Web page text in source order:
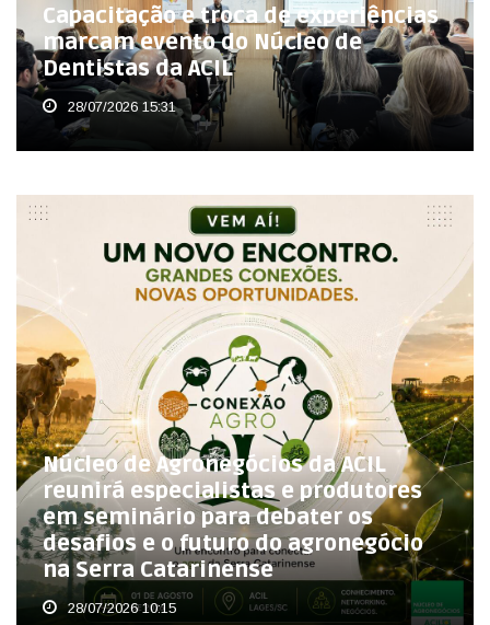
Capacitação e troca de experiências
marcam evento do Núcleo de
Dentistas da ACIL
28/07/2026 15:31
Núcleo de Agronegócios da ACIL
reunirá especialistas e produtores
em seminário para debater os
desafios e o futuro do agronegócio
na Serra Catarinense
28/07/2026 10:15